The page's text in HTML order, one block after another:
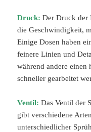
Druck: Der Druck der
die Geschwindigkeit,
Einige Dosen haben
feinere Linien und
während andere einen
schneller gearbeitet
Ventil: Das Ventil der
gibt verschiedene
unterschiedlicher